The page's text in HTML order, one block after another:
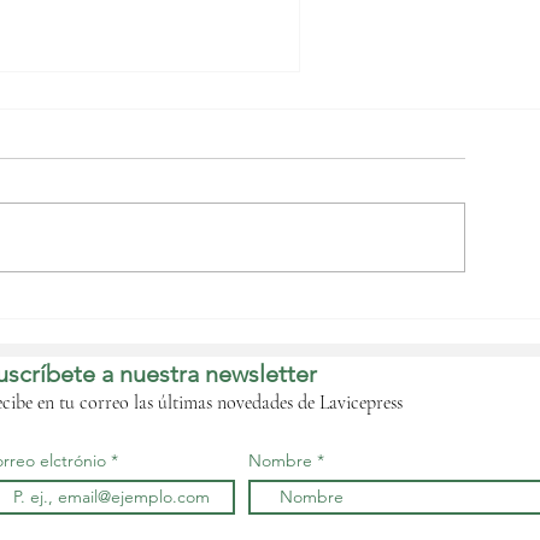
de la UA en
a nuestra newsletter
en tu correo las últimas novedades de Lavicepress
elctrónio Nombre